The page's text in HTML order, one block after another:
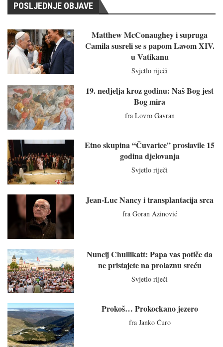
POSLJEDNJE OBJAVE
Matthew McConaughey i supruga
Camila susreli se s papom Lavom XIV.
u Vatikanu
Svjetlo riječi
19. nedjelja kroz godinu: Naš Bog jest
Bog mira
fra Lovro Gavran
Etno skupina “Čuvarice” proslavile 15
godina djelovanja
Svjetlo riječi
Jean-Luc Nancy i transplantacija srca
fra Goran Azinović
Nuncij Chullikatt: Papa vas potiče da
ne pristajete na prolaznu sreću
Svjetlo riječi
Prokoš… Prokockano jezero
fra Janko Ćuro